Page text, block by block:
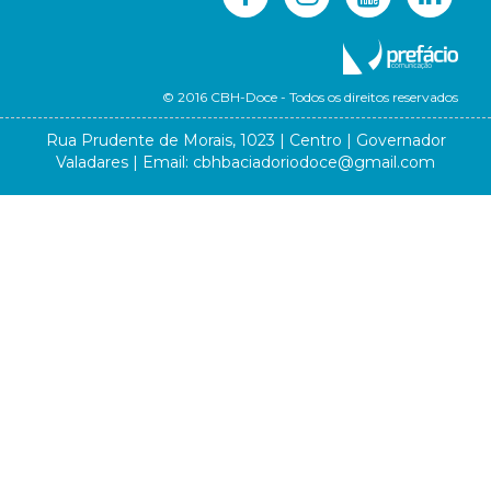
© 2016 CBH-Doce - Todos os direitos reservados
Rua Prudente de Morais, 1023 | Centro | Governador
Valadares | Email: cbhbaciadoriodoce@gmail.com